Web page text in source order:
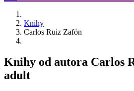
Knihy
Carlos Ruiz Zafón
Knihy od autora Carlos
adult